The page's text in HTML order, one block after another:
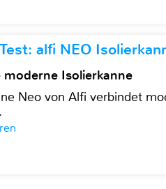
alfi NEO
moderne Isolierkanne
Neo von Alfi verbindet